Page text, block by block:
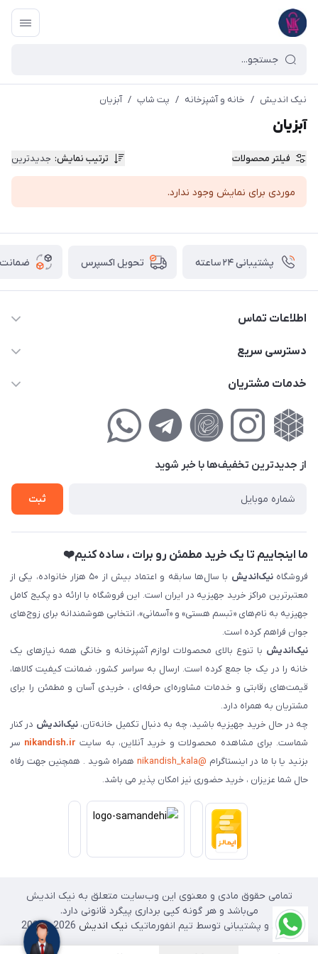
نیک اندیش / خانه و آشپزخانه / پت شاپ / آبزیان
آبزیان
فیلتر محصولات ترتیب نمایش: جدیدترین
موردی برای نمایش وجود ندارد.
پشتیبانی ۲۴ ساعته تحویل اکسپرس ضمانت
اطلاعات تماس
02177111474
کوچه گلریز 4 غربی ، پلاک 13
دسترسی سریع
حساب کاربری
لیست محصولات
خدمات مشتریان
راهنمای‌خرید‌آنلاین
حریم خصوصی
فروش‌اقساطی
از جدید‌ترین تخفیف‌ها با‌ خبر شوید
ثبت
ما اینجاییم تا یک خرید مطمئن رو برات ، ساده کنیم❤️
فروشگاهنیک‌اندیش
با سال‌ها سابقه و اعتماد بیش از ۵۰ هزار خانواده، یکی از
معتبرترین مراکز خرید جهیزیه در ایران است. این فروشگاه با ارائه دو پکیج کامل
جهیزیه به نام‌های «تبسم هستی» و «آسمانی»، انتخابی هوشمندانه برای زوج‌های
جوان فراهم کرده است.
نیک‌اندیش با تنوع بالای محصولات لوازم آشپزخانه و خانگی همه نیازهای یک
خانه را در یک جا جمع کرده است. ارسال به سراسر کشور، ضمانت کیفیت کالاها،
قیمت‌های رقابتی و خدمات مشاوره‌ای حرفه‌ای ، خریدی آسان و مطمئن را برای
مشتریان به همراه دارد.
چه در حال خرید جهیزیه باشید، چه به دنبال تکمیل خانه‌تان،نیک‌اندیش در کنار
شماست. برای مشاهده محصولات و خرید آنلاین، به سایت nikandish.ir سر
بزنید یا با ما در اینستاگرام @nikandish_kala
همراه شوید . همچنین جهت رفاه
حال شما عزیزان ، خرید حضوری نیز امکان پذیر می باشد.
تمامی حقوق مادی و معنوی این وب‌سایت متعلق به نیک اندیش
می‌باشد و هر گونه کپی برداری پیگرد قانونی دارد.
طراحی و پشتیبانی توسط تیم انفورماتیک نیک اندیش 2026 - 2025